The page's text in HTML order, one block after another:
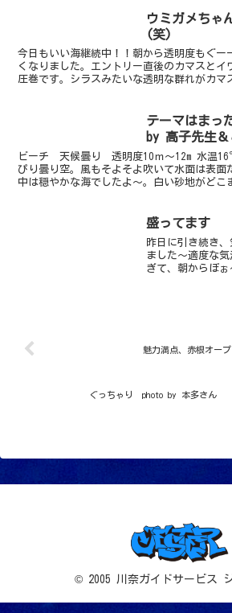
ウミガメちゃ
(笑)
今日もいい海継続中！！朝から透明度もぐー
くなりました。エントリー直後のカマスとイ
圧巻です。シラスみたいな透明な群れがカマ
テーマはまっ
by 高子先生
ビーチ 天候曇り 透明度10ｍ～12m 水温
ぴり曇り空。風もそよそよ吹いて水面は表面
中は穏やかな海でしたよ～。白い砂地がどこ
盛ってます
昨日に引き続き
ました～適度な
ぎて、朝からぼ
魅力満点、赤根オープ
ぐっちゃり photo by 本多さん
© 2005 川奈ガイドサービス